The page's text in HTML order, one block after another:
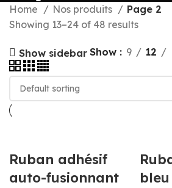
Home Nos produits
Page 2
Showing 13–24 of 48 results
Show sidebar Show 9 12
Ruban adhésif
auto-fusionnant
bleu